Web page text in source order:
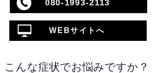
080-1993-2113
WEBサイトへ
こんな症状でお悩みですか？